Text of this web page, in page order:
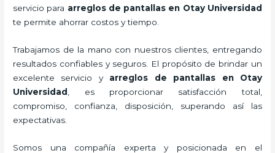
servicio para arreglos de pantallas en Otay Universidad
te permite ahorrar costos y tiempo.
Trabajamos de la mano con nuestros clientes, entregando
resultados confiables y seguros. El propósito de brindar un
excelente servicio y arreglos de pantallas en Otay
Universidad
, es proporcionar satisfacción total,
compromiso, confianza, disposición, superando así las
expectativas.
Somos una compañía experta y posicionada en el